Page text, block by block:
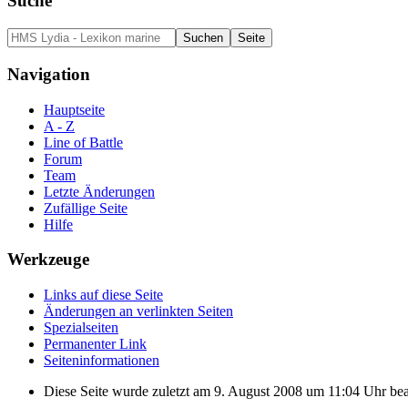
Navigation
Hauptseite
A - Z
Line of Battle
Forum
Team
Letzte Änderungen
Zufällige Seite
Hilfe
Werkzeuge
Links auf diese Seite
Änderungen an verlinkten Seiten
Spezialseiten
Permanenter Link
Seiten­informationen
Diese Seite wurde zuletzt am 9. August 2008 um 11:04 Uhr